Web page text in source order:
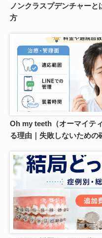
ノンクラスプデンチャー
方
Oh my teeth（オーマイテ
る理由｜失敗しないための